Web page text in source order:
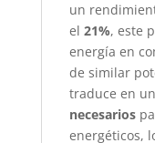
un
el 21%, este
energía en
de similar
traduce en un
necesarios
energéticos,